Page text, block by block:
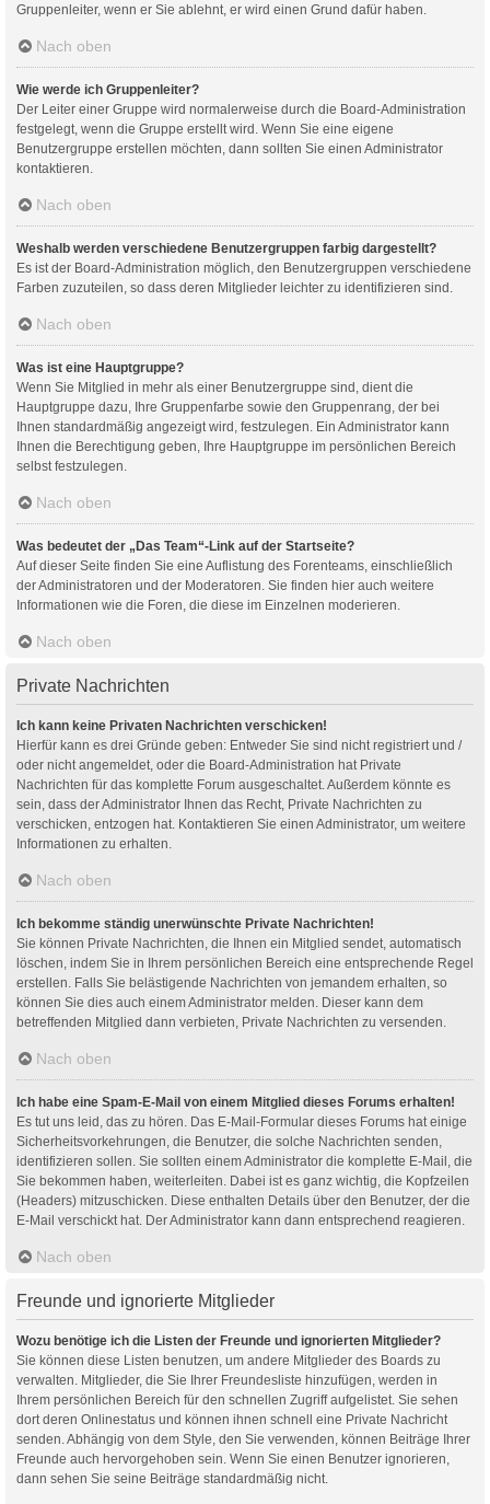
Gruppenleiter, wenn er Sie ablehnt, er wird einen Grund dafür haben.
Nach oben
Wie werde ich Gruppenleiter?
Der Leiter einer Gruppe wird normalerweise durch die Board-Administration
festgelegt, wenn die Gruppe erstellt wird. Wenn Sie eine eigene
Benutzergruppe erstellen möchten, dann sollten Sie einen Administrator
kontaktieren.
Nach oben
Weshalb werden verschiedene Benutzergruppen farbig dargestellt?
Es ist der Board-Administration möglich, den Benutzergruppen verschiedene
Farben zuzuteilen, so dass deren Mitglieder leichter zu identifizieren sind.
Nach oben
Was ist eine Hauptgruppe?
Wenn Sie Mitglied in mehr als einer Benutzergruppe sind, dient die
Hauptgruppe dazu, Ihre Gruppenfarbe sowie den Gruppenrang, der bei
Ihnen standardmäßig angezeigt wird, festzulegen. Ein Administrator kann
Ihnen die Berechtigung geben, Ihre Hauptgruppe im persönlichen Bereich
selbst festzulegen.
Nach oben
Was bedeutet der „Das Team“-Link auf der Startseite?
Auf dieser Seite finden Sie eine Auflistung des Forenteams, einschließlich
der Administratoren und der Moderatoren. Sie finden hier auch weitere
Informationen wie die Foren, die diese im Einzelnen moderieren.
Nach oben
Private Nachrichten
Ich kann keine Privaten Nachrichten verschicken!
Hierfür kann es drei Gründe geben: Entweder Sie sind nicht registriert und /
oder nicht angemeldet, oder die Board-Administration hat Private
Nachrichten für das komplette Forum ausgeschaltet. Außerdem könnte es
sein, dass der Administrator Ihnen das Recht, Private Nachrichten zu
verschicken, entzogen hat. Kontaktieren Sie einen Administrator, um weitere
Informationen zu erhalten.
Nach oben
Ich bekomme ständig unerwünschte Private Nachrichten!
Sie können Private Nachrichten, die Ihnen ein Mitglied sendet, automatisch
löschen, indem Sie in Ihrem persönlichen Bereich eine entsprechende Regel
erstellen. Falls Sie belästigende Nachrichten von jemandem erhalten, so
können Sie dies auch einem Administrator melden. Dieser kann dem
betreffenden Mitglied dann verbieten, Private Nachrichten zu versenden.
Nach oben
Ich habe eine Spam-E-Mail von einem Mitglied dieses Forums erhalten!
Es tut uns leid, das zu hören. Das E-Mail-Formular dieses Forums hat einige
Sicherheitsvorkehrungen, die Benutzer, die solche Nachrichten senden,
identifizieren sollen. Sie sollten einem Administrator die komplette E-Mail, die
Sie bekommen haben, weiterleiten. Dabei ist es ganz wichtig, die Kopfzeilen
(Headers) mitzuschicken. Diese enthalten Details über den Benutzer, der die
E-Mail verschickt hat. Der Administrator kann dann entsprechend reagieren.
Nach oben
Freunde und ignorierte Mitglieder
Wozu benötige ich die Listen der Freunde und ignorierten Mitglieder?
Sie können diese Listen benutzen, um andere Mitglieder des Boards zu
verwalten. Mitglieder, die Sie Ihrer Freundesliste hinzufügen, werden in
Ihrem persönlichen Bereich für den schnellen Zugriff aufgelistet. Sie sehen
dort deren Onlinestatus und können ihnen schnell eine Private Nachricht
senden. Abhängig von dem Style, den Sie verwenden, können Beiträge Ihrer
Freunde auch hervorgehoben sein. Wenn Sie einen Benutzer ignorieren,
dann sehen Sie seine Beiträge standardmäßig nicht.